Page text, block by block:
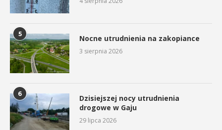
5 Nocne utrudnienia na zakopiance
3 sierpnia 2026
6
Dzisiejszej nocy utrudnienia
drogowe w Gaju
29 lipca 2026